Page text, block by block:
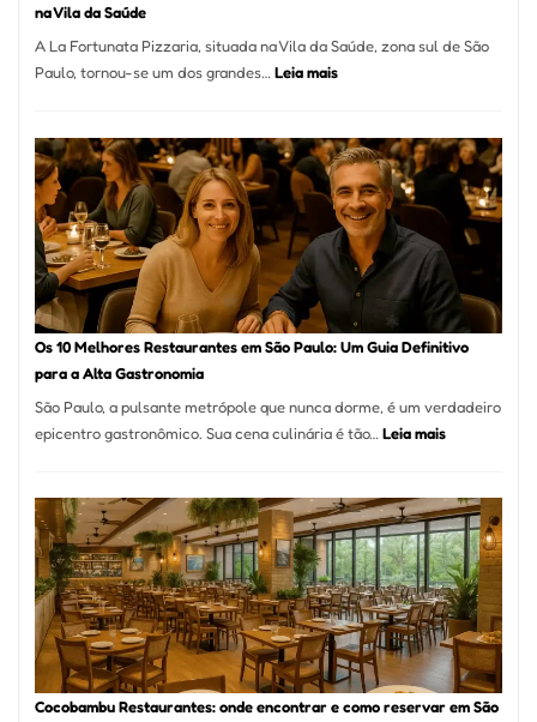
na Vila da Saúde
A La Fortunata Pizzaria, situada na Vila da Saúde, zona sul de São
Paulo, tornou-se um dos grandes…Leia mais:
Pizzaria:
tradição
em
pizza
artesanal
forno
à
Vila
da
Os 10 Melhores Restaurantes em São Paulo: Um Guia Definitivo
para a Alta Gastronomia
São Paulo, a pulsante metrópole que nunca dorme, é um verdadeiro
epicentro gastronômico. Sua cena culinária é tão… Leia mais:
Melhores
Restaurantes
em
São
Paulo:
Um
Guia
Definitivo
Cocobambu Restaurantes: onde encontrar e como reservar em São